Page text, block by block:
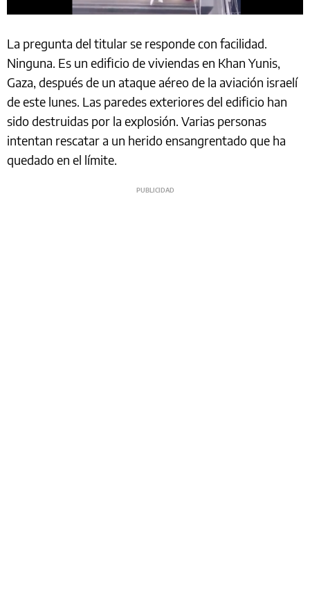
La pregunta del titular se responde con facilidad.
Ninguna. Es un edificio de viviendas en Khan Yunis,
Gaza, después de un ataque aéreo de la aviación israelí
de este lunes. Las paredes exteriores del edificio han
sido destruidas por la explosión. Varias personas
intentan rescatar a un herido ensangrentado que ha
quedado en el límite.